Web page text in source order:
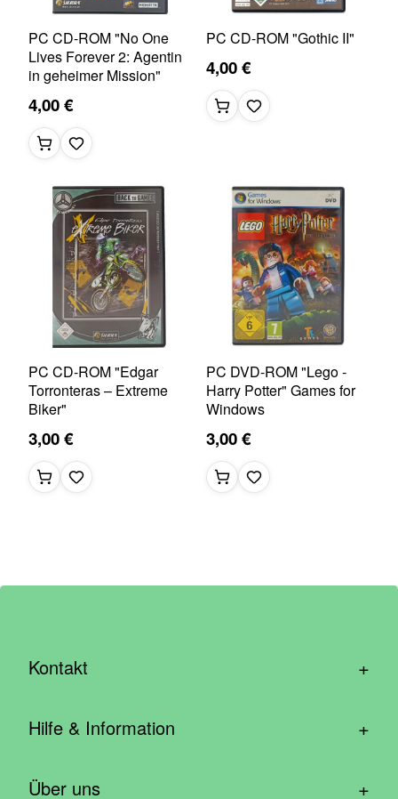
PC CD-ROM "No One
Lives Forever 2: Agentin
in geheimer Mission"
4,00 €
PC CD-ROM "Gothic II"
4,00 €
PC CD-ROM "Edgar
Torronteras – Extreme
Biker"
3,00 €
PC DVD-ROM "Lego -
Harry Potter" Games for
Windows
3,00 €
Kontakt +
Kontaktformular
Hilfe & Information +
Über uns +